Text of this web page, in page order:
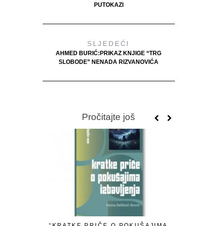
PUTOKAZI
SLJEDEĆI
AHMED BURIĆ:PRIKAZ KNJIGE “TRG
SLOBODE” NENADA RIZVANOVIĆA
Pročitajte još